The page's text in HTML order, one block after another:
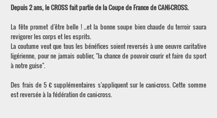
Depuis 2 ans, le CROSS fait partie de la Coupe de France de CANI-CROSS.
La fête promet d'être belle ! ...et la bonne soupe bien chaude du terroir saura
revigorer les corps et les esprits.
La coutume veut que tous les bénéfices soient reversés à une oeuvre caritative
ligérienne, pour ne jamais oublier, "la chance de pouvoir courir et faire du sport
à notre guise".
Des frais de 5 € supplémentaires s'appliquent sur le cani-cross. Cette somme
est reversée à la fédération de cani-cross.